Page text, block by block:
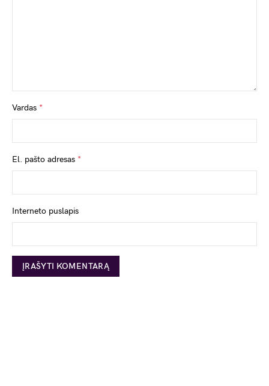
Vardas *
El. pašto adresas *
Interneto puslapis